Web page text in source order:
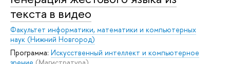
текста в видео
Факультет информатики, математики и компьютерных
наук (Нижний Новгород)
Программа: Искусственный интеллект и компьютерное